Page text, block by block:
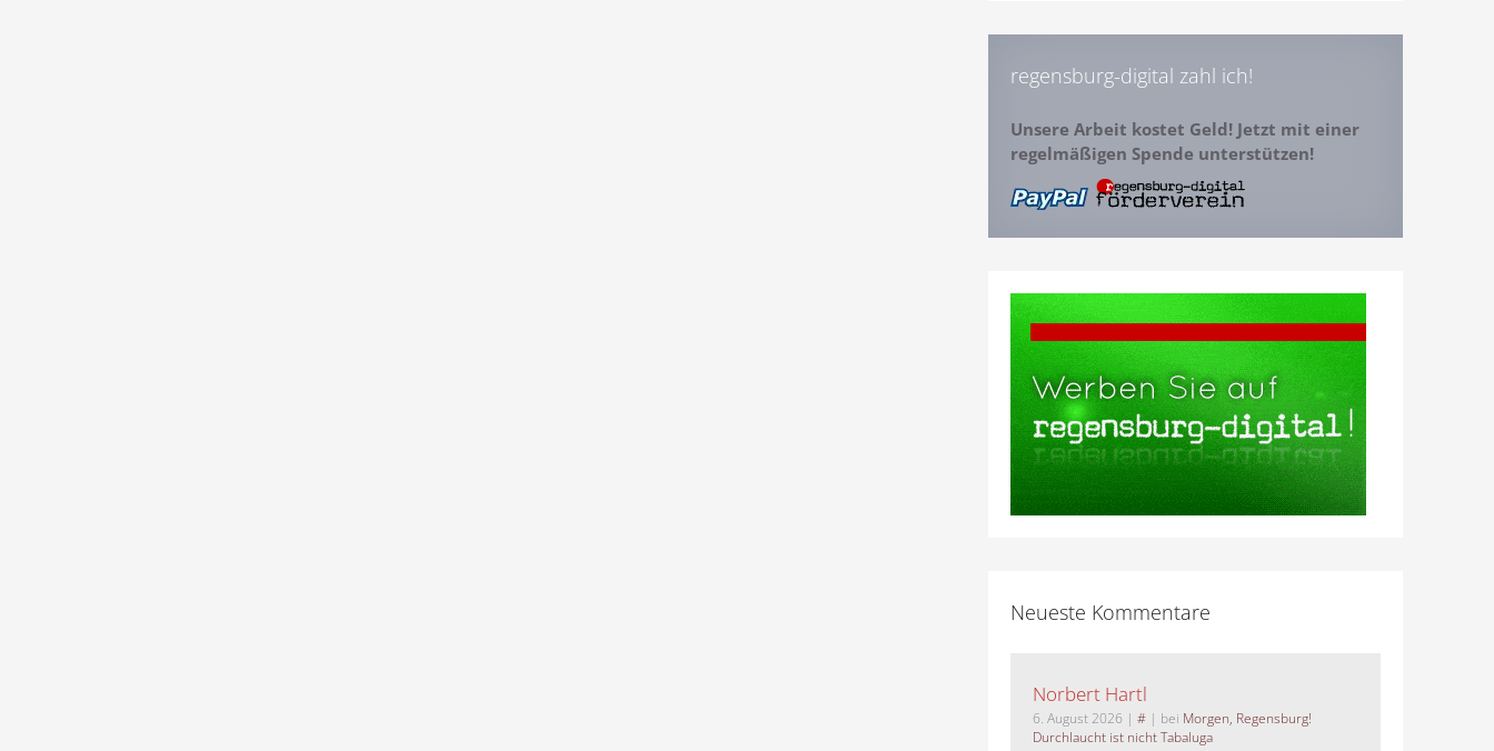
regensburg-digital zahl ich!
Unsere Arbeit kostet Geld! Jetzt mit einer
regelmäßigen Spende unterstützen!
Neueste Kommentare
Norbert Hartl
6. August 2026 | #| bei Morgen, Regensburg!
Durchlaucht ist nicht Tabaluga